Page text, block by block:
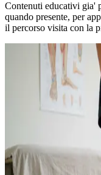
Contenuti educativi gia'
quando presente, per
il percorso visita con la